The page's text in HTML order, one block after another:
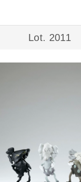
Lot. 2011